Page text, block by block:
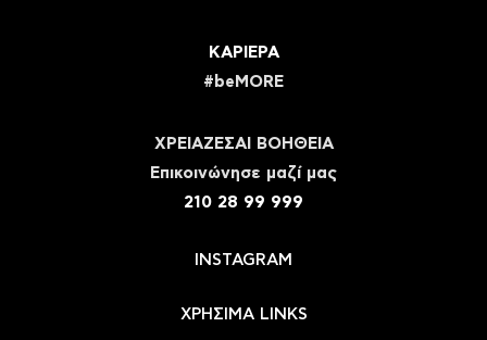
ΚΑΡΙΕΡΑ
#beMORE
ΧΡΕΙΑΖΕΣΑΙ ΒΟΗΘΕΙΑ
Eπικοινώνησε μαζί μας
210 28 99 999
INSTAGRAM
ΧΡΗΣΙΜΑ LINKS